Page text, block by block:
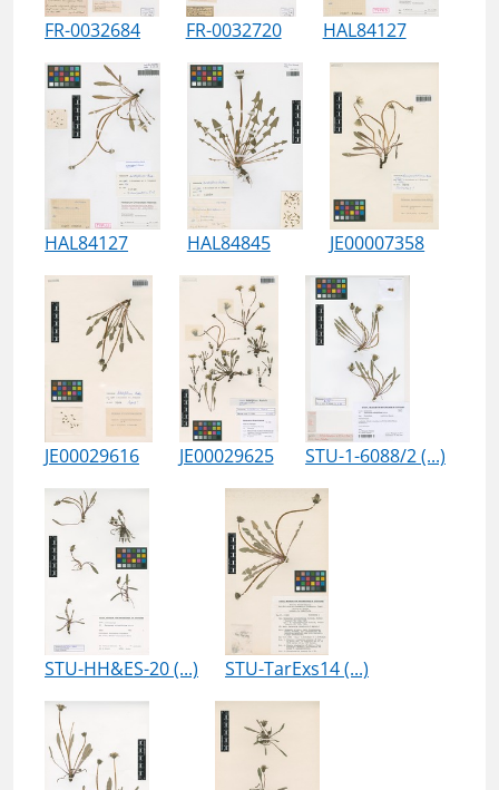
FR-0032684 FR-0032720 HAL84127
HAL84127 HAL84845 JE00007358
JE00029616 JE00029625 STU-1-6088/2 (...)
STU-HH&ES-20 (...) STU-TarExs14 (...)